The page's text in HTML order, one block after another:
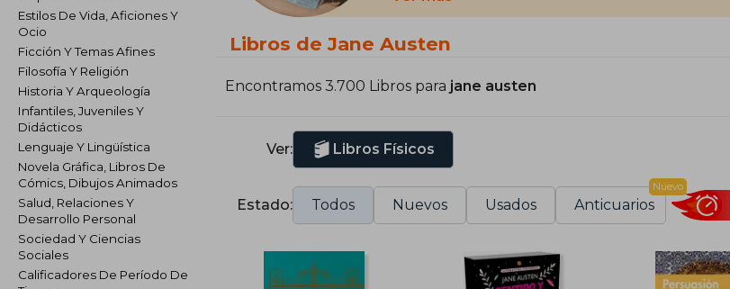
Estilos De Vida, Aficiones Y
Ocio
Ficción Y Temas Afines
Filosofía Y Religión
Historia Y Arqueología
Infantiles, Juveniles Y
Didácticos
Lenguaje Y Lingüística
Novela Gráfica, Libros De
Cómics, Dibujos Animados
Salud, Relaciones Y
Desarrollo Personal
Sociedad Y Ciencias
Sociales
Calificadores De Período De
Más fuerte que el orgullo de 1940 dirigido
Laurence Olivier y en otras haciendo
adaptación libre de Emma. Otras versiones
2000, y las de Orgullo y prejuicio en 2004
Wright).
Sin embargo, la versión más fiel y perfecta
la serie que presentó la BBC protagonizada
Austen sigue despertando hoy en día
en la literatura posterior. Su vida también ha
Libros de Jane Austen
Encontramos 3.700 Libros para jane austen
Ver: Libros Físicos
Estado: Todos Nuevos Usados Anticuarios
Nuevo